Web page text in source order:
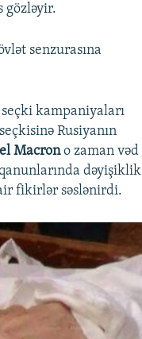
gözləyir.
senzurasına
kampaniyaları
Rusiyanın
Macrono zaman vəd
dəyişiklik
fikirlər səslənirdi.